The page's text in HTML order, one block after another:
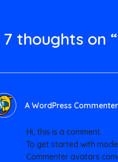
7 thoughts on
A WordPress Commenter
Hi, this is a comment.
To get started with
Commenter avatars